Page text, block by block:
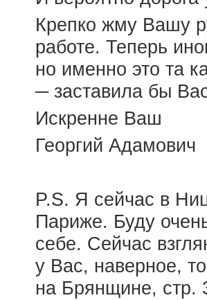
Крепко жму Вашу
работе. Теперь
но именно это та
─ заставила бы
Искренне Ваш
Георгий Адамович
P.S. Я сейчас в
Париже. Буду
себе. Сейчас
у Вас, наверное,
на Брянщине, стр.